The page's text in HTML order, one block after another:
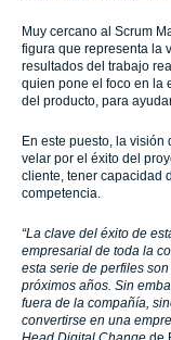
Muy cercano al Scrum
figura que representa la
resultados del trabajo
quien pone el foco en la
del producto, para
En este puesto, la
velar por el éxito del
cliente, tener capacidad
competencia.
“La clave del éxito de
empresarial de toda la
esta serie de perfiles
próximos años. Sin
fuera de la compañía,
convertirse en una